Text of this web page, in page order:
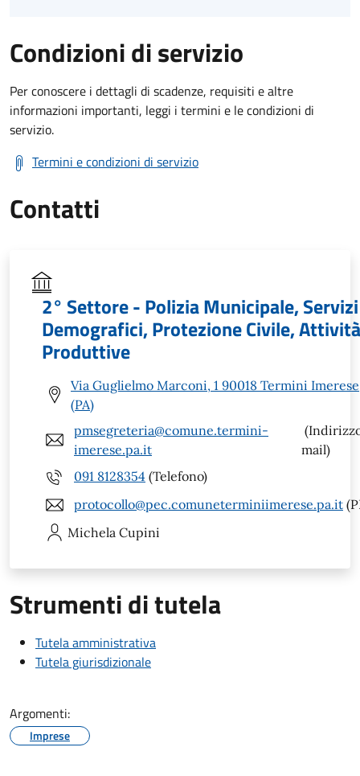
Condizioni di servizio
Per conoscere i dettagli di scadenze, requisiti e altre
informazioni importanti, leggi i termini e le condizioni di
servizio.
Termini e condizioni di servizio
Contatti
2° Settore - Polizia Municipale, Servizi
Demografici, Protezione Civile, Attività
Produttive
Via Guglielmo Marconi, 1 90018 Termini Imerese
(PA)
pmsegreteria@comune.termini-
imerese.pa.it
mail)
091 8128354 (Telefono)
protocollo@pec.comuneterminiimerese.pa.it
Michela Cupini
Strumenti di tutela
Tutela amministrativa
Tutela giurisdizionale
Argomenti:
Imprese